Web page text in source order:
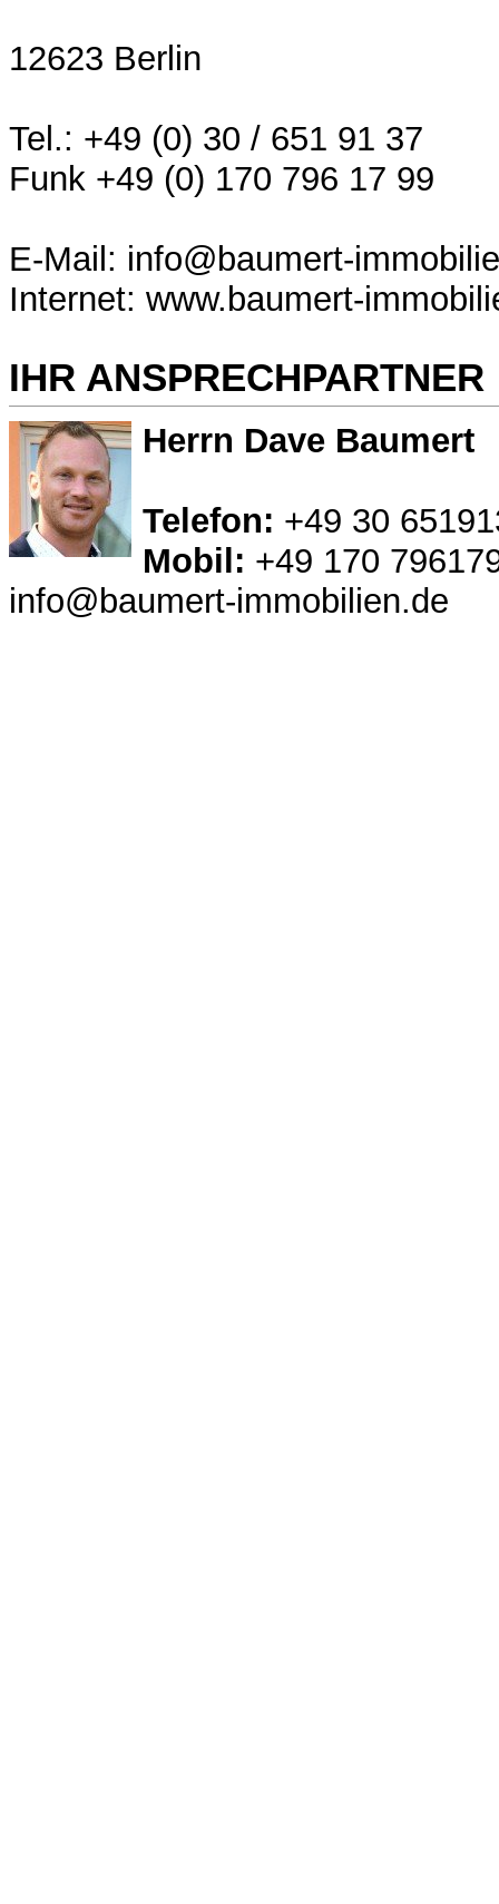
12623 Berlin
Tel.: +49 (0) 30 / 651 91 37
Funk +49 (0) 170 796 17 99
E-Mail: info@baumert-
Internet: www.baumert-
IHR ANSPRECHPARTNER
Herrn Dave Baumert
Telefon: +49 30
Mobil: +49 170
info@baumert-immobilien.de